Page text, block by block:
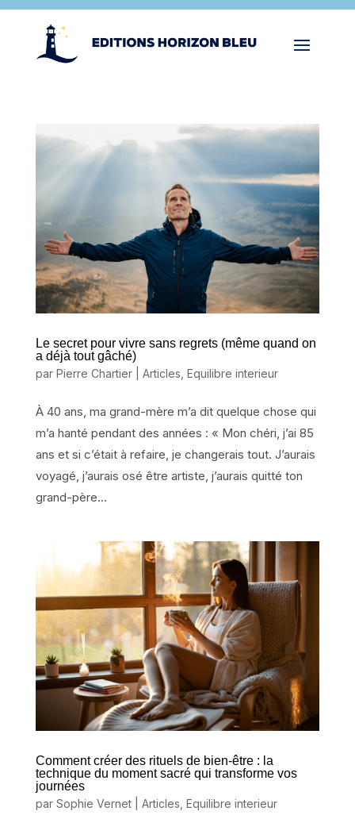
Le secret pour vivre sans regrets (même quand on
a déjà tout gâché)
par Pierre Chartier| Articles Equilibre interieur
À 40 ans, ma grand-mère m’a dit quelque chose qui
m’a hanté pendant des années : « Mon chéri, j’ai 85
ans et si c’était à refaire, je changerais tout. J’aurais
voyagé, j’aurais osé être artiste, j’aurais quitté ton
grand-père...
Comment créer des rituels de bien-être : la
technique du moment sacré qui transforme vos
journées
par Sophie Vernet| Articles Equilibre interieur